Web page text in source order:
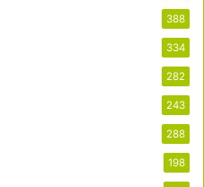
388
334
282
243
288
198